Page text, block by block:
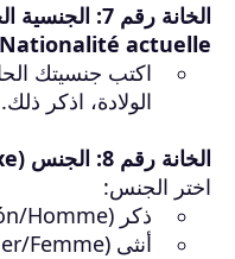
actuelle)
اكتب جنسيتك
الولادة، اذكر ذلك.
الخانة رقم 8: الجنس (Sexo/Sexe)
اختر الجنس:
ذكر (Varón/Homme)
أنثى (Mujer/Femme)